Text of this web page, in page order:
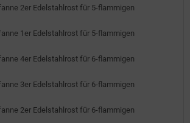
2er Edelstahlrost für 5-flammigen
1er Edelstahlrost für 5-flammigen
4er Edelstahlrost für 6-flammigen
3er Edelstahlrost für 6-flammigen
2er Edelstahlrost für 6-flammigen